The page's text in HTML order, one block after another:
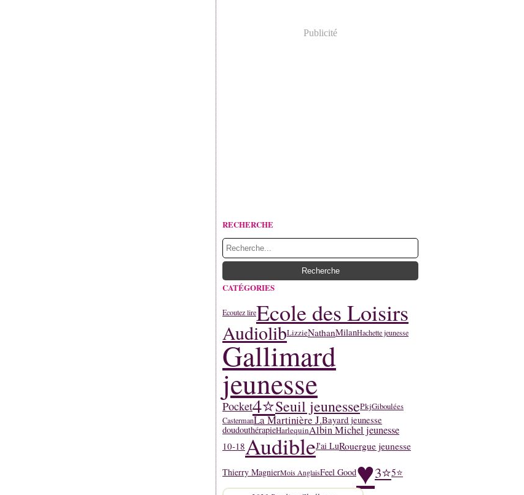
Publicité
RECHERCHE
CATÉGORIES
Ecoutez lireEcole des Loisirs
AudiolibLizzieNathanMilanHachette jeunesse
Gallimard
jeunesse
Pocket4⭐Seuil jeunessePkjGiboulées
CastermanLa Martinière J.Bayard jeunesse
doudouthérapieHarlequinAlbin Michel jeunesse
10-18AudibleJ'ai LuRouergue jeunesse
Thierry MagnierMois AnglaisFeel Good♥3⭐5⭐